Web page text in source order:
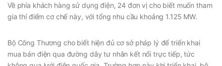
Về phía khách hàng sử dụng điện, 24 đơn vị cho biết muốn tham
gia thí điểm cơ chế này, với tổng nhu cầu khoảng 1.125 MW.
Bộ Công Thương cho biết hiện đủ cơ sở pháp lý để triển khai
mua bán điện qua đường dây tư nhân kết nối trực tiếp, tức